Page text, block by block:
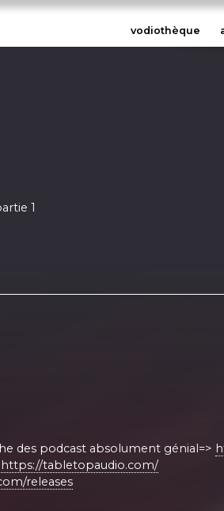
vodiothèque
1
des podcast absolument génial=>
https://tabletopaudio.com/
releases